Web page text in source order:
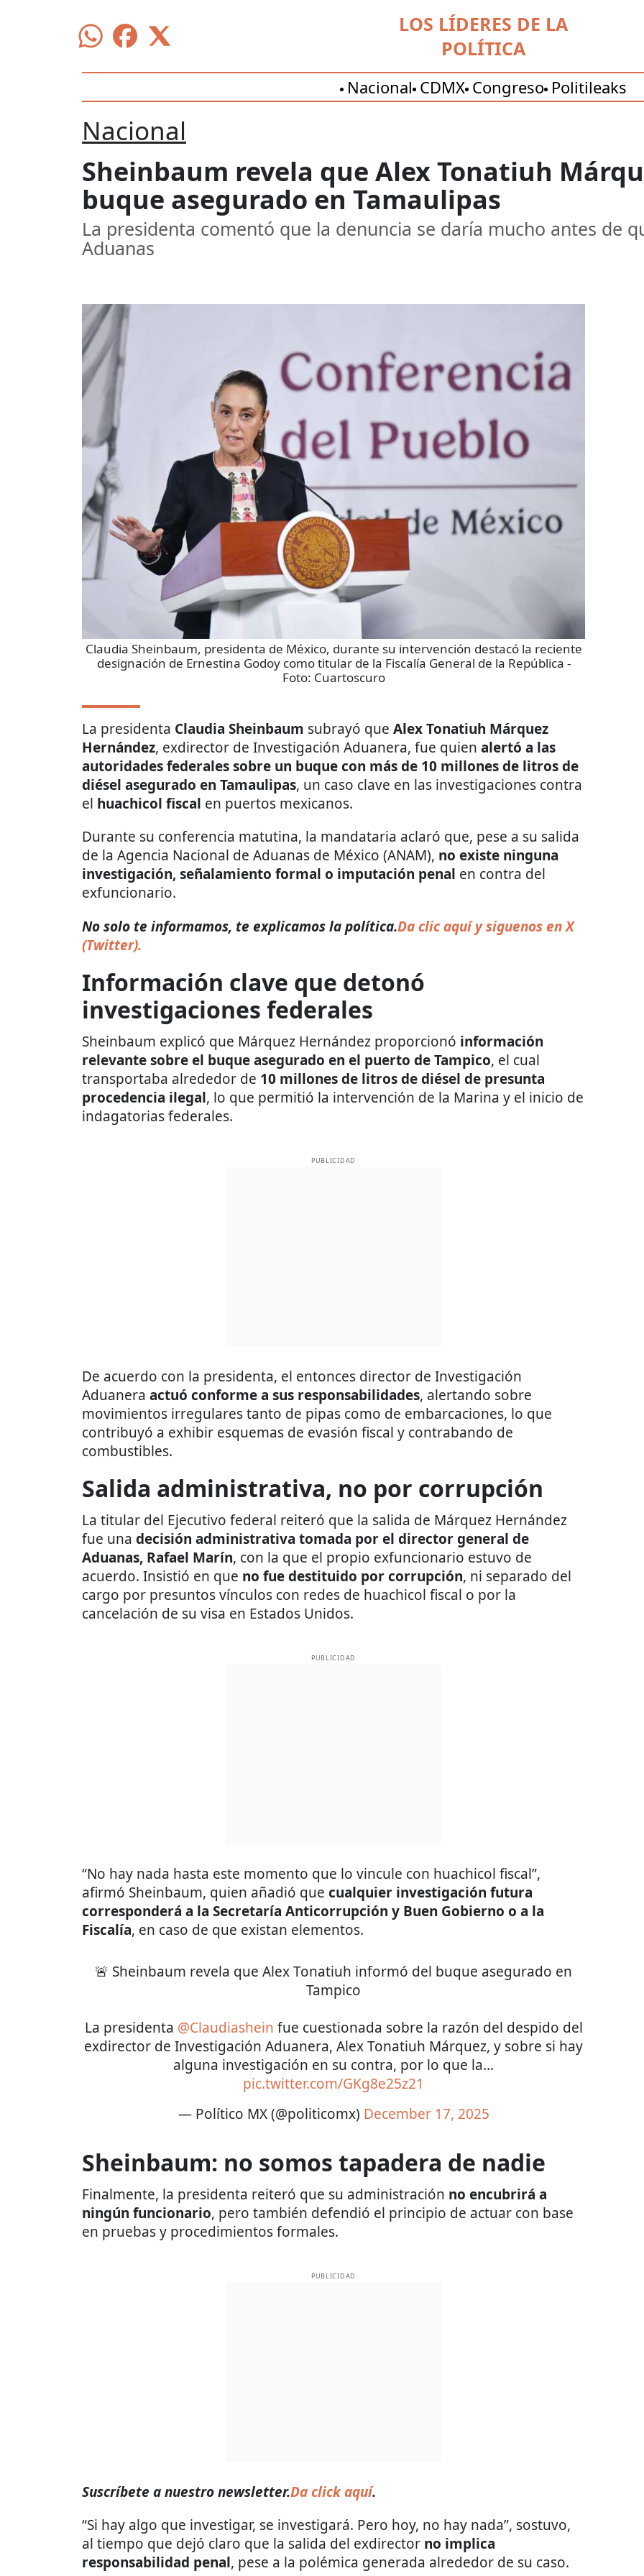
LOS LÍDERES DE LA
POLÍTICA
Nacional CDMX Congreso Politileaks
Nacional
Sheinbaum revela que Alex Tonatiuh
buque asegurado en Tamaulipas
La presidenta comentó que la denuncia se daría mucho antes de
Aduanas
Claudia Sheinbaum, presidenta de México, durante su intervención destacó la reciente
designación de Ernestina Godoy como titular de la Fiscalía General de la República -
Foto: Cuartoscuro
La presidenta Claudia Sheinbaum subrayó que Alex Tonatiuh Márquez
Hernández, exdirector de Investigación Aduanera, fue quien alertó a las
autoridades federales sobre un buque con más de 10 millones de litros de
diésel asegurado en Tamaulipas, un caso clave en las investigaciones contra
el huachicol fiscal en puertos mexicanos.
Durante su conferencia matutina, la mandataria aclaró que, pese a su salida
de la Agencia Nacional de Aduanas de México (ANAM), no existe ninguna
investigación, señalamiento formal o imputación penal en contra del
exfuncionario.
No solo te informamos, te explicamos la política.Da clic aquí y siguenos en X
(Twitter).
Información clave que detonó
investigaciones federales
Sheinbaum explicó que Márquez Hernández proporcionó información
relevante sobre el buque asegurado en el puerto de Tampico, el cual
transportaba alrededor de 10 millones de litros de diésel de presunta
procedencia ilegal, lo que permitió la intervención de la Marina y el inicio de
indagatorias federales.
PUBLICIDAD
De acuerdo con la presidenta, el entonces director de Investigación
Aduanera actuó conforme a sus responsabilidades, alertando sobre
movimientos irregulares tanto de pipas como de embarcaciones, lo que
contribuyó a exhibir esquemas de evasión fiscal y contrabando de
combustibles.
Salida administrativa, no por corrupción
La titular del Ejecutivo federal reiteró que la salida de Márquez Hernández
fue una decisión administrativa tomada por el director general de
Aduanas, Rafael Marín, con la que el propio exfuncionario estuvo de
acuerdo. Insistió en que no fue destituido por corrupción, ni separado del
cargo por presuntos vínculos con redes de huachicol fiscal o por la
cancelación de su visa en Estados Unidos.
PUBLICIDAD
“No hay nada hasta este momento que lo vincule con huachicol fiscal”,
afirmó Sheinbaum, quien añadió que cualquier investigación futura
corresponderá a la Secretaría Anticorrupción y Buen Gobierno o a la
Fiscalía, en caso de que existan elementos.
🚨 Sheinbaum revela que Alex Tonatiuh informó del buque asegurado en
Tampico
La presidenta @Claudiashein fue cuestionada sobre la razón del despido del
exdirector de Investigación Aduanera, Alex Tonatiuh Márquez, y sobre si hay
alguna investigación en su contra, por lo que la…
pic.twitter.com/GKg8e25z21
— Político MX (@politicomx) December 17, 2025
Sheinbaum: no somos tapadera de nadie
Finalmente, la presidenta reiteró que su administración no encubrirá a
ningún funcionario, pero también defendió el principio de actuar con base
en pruebas y procedimientos formales.
PUBLICIDAD
Suscríbete a nuestro newsletter.Da click aquí.
“Si hay algo que investigar, se investigará. Pero hoy, no hay nada”, sostuvo,
al tiempo que dejó claro que la salida del exdirector no implica
responsabilidad penal, pese a la polémica generada alrededor de su caso.